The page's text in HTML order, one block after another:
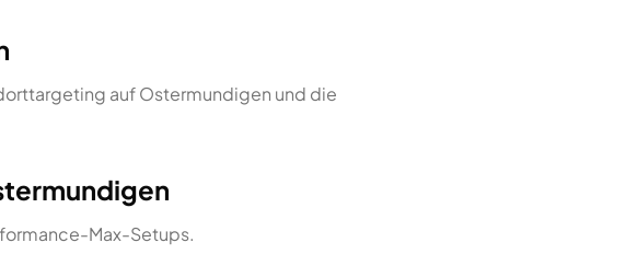
auf Ostermundigen und die
Max-Setups.